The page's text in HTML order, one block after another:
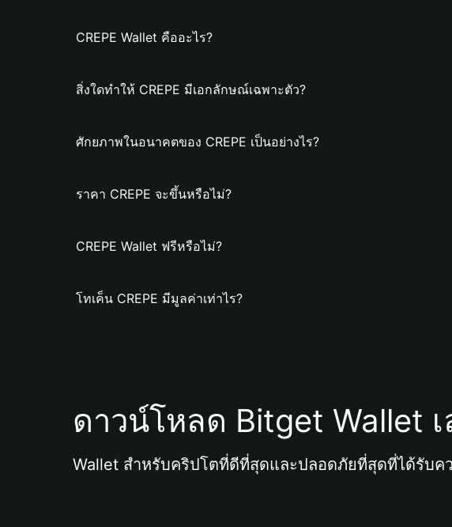
CREPE Wallet คืออะไร?
สิ่งใดทำให้ CREPE มีเอกลักษณ์เฉพาะตัว?
ศักยภาพในอนาคตของ CREPE เป็นอย่างไร?
ราคา CREPE จะขึ้นหรือไม่?
CREPE Wallet ฟรีหรือไม่?
โทเค็น CREPE มีมูลค่าเท่าไร?
ดาวน์โหลด Bitget Wallet เ
Wallet สำหรับคริปโตที่ดีที่สุดและปลอดภัยที่สุดที่ได้รับค